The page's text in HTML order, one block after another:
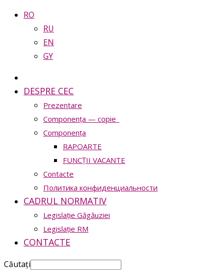
RO
RU
EN
GY
DESPRE CEC
Prezentare
Сomponența — copie_
Сomponența
RAPOARTE
FUNCȚII VACANTE
Contacte
Политика конфиденциальности
CADRUL NORMATIV
Legislație Găgăuziei
Legislație RM
CONTACTE
Căutați